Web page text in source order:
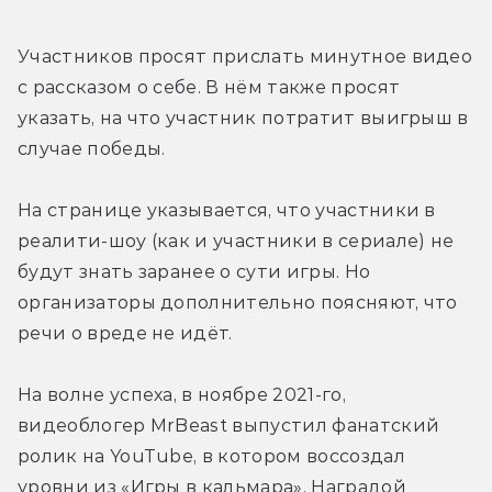
Участников просят прислать минутное видео
с рассказом о себе. В нём также просят
указать, на что участник потратит выигрыш в
случае победы.
На странице указывается, что участники в
реалити-шоу (как и участники в сериале) не
будут знать заранее о сути игры. Но
организаторы дополнительно поясняют, что
речи о вреде не идёт.
На волне успеха, в ноябре 2021-го,
видеоблогер MrBeast выпустил фанатский
ролик на YouTube, в котором воссоздал
уровни из «Игры в кальмара». Наградой